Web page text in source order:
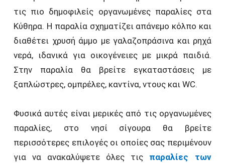
τις πιο δημοφιλείς οργανωμένες παραλίες στα
Κύθηρα. Η παραλία σχηματίζει απάνεμο κόλπο και
διαθέτει χρυσή άμμο με γαλαζοπράσινα και ρηχά
νερά, ιδανικά για οικογένειες με μικρά παιδιά.
Στην παραλία θα βρείτε εγκαταστάσεις με
ξαπλώστρες, ομπρέλες, καντίνα, ντους και WC.
Φυσικά αυτές είναι μερικές από τις οργανωμένες
παραλίες, στο νησί σίγουρα θα βρείτε
περισσότερες επιλογές οι οποίες σας περιμένουν
για να ανακαλύψετε όλες τις παραλίες των